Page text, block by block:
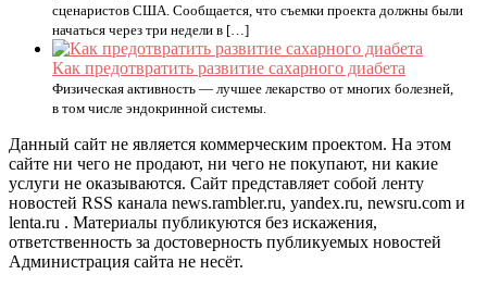
сценаристов США. Сообщается, что съемки проекта должны были
начаться через три недели в […]
Как предотвратить развитие сахарного диабета
Физическая активность — лучшее лекарство от многих болезней,
в том числе эндокринной системы.
Данный сайт не является коммерческим проектом. На этом
сайте ни чего не продают, ни чего не покупают, ни какие
услуги не оказываются. Сайт представляет собой ленту
новостей RSS канала news.rambler.ru, yandex.ru, newsru.com и
lenta.ru . Материалы публикуются без искажения,
ответственность за достоверность публикуемых новостей
Администрация сайта не несёт.